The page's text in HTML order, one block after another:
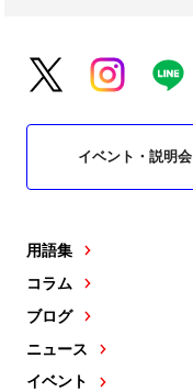
用語集
コラム
ブログ
ニュース
イベント
イベント・説明会